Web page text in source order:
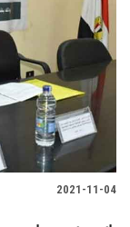
2021-11-04